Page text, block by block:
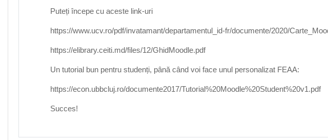
Puteți începe cu aceste link-uri
https://www.ucv.ro/pdf/invatamant/departamentul_id-fr/documente/2020/
https://elibrary.ceiti.md/files/12/GhidMoodle.pdf
Un tutorial bun pentru studenți, până când voi face unul personalizat FEAA:
https://econ.ubbcluj.ro/documente2017/Tutorial%20Moodle%20Student%20v1.pdf
Succes!